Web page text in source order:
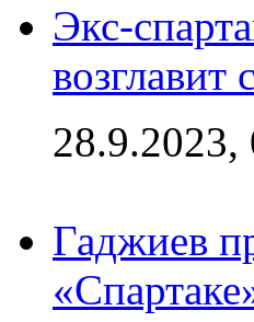
Экс-
28.9.2023,
Гаджиев